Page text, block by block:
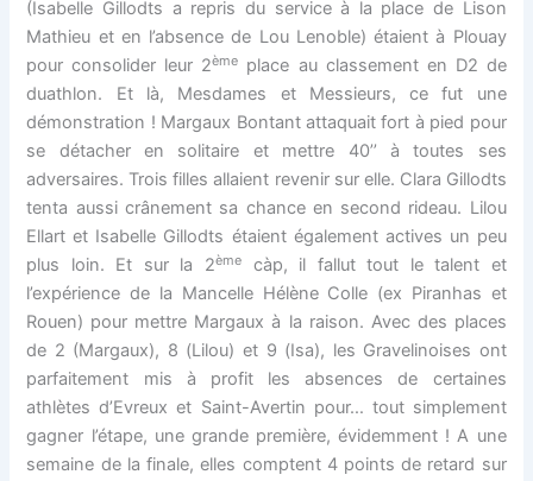
(Isabelle Gillodts a repris du service à la place de Lison
Mathieu et en l’absence de Lou Lenoble) étaient à Plouay
pour consolider leur 2ème place au classement en D2 de
duathlon. Et là, Mesdames et Messieurs, ce fut une
démonstration ! Margaux Bontant attaquait fort à pied pour
se détacher en solitaire et mettre 40’’ à toutes ses
adversaires. Trois filles allaient revenir sur elle. Clara Gillodts
tenta aussi crânement sa chance en second rideau. Lilou
Ellart et Isabelle Gillodts étaient également actives un peu
plus loin. Et sur la 2ème
càp, il fallut tout le talent et
l’expérience de la Mancelle Hélène Colle (ex Piranhas et
Rouen) pour mettre Margaux à la raison. Avec des places
de 2 (Margaux), 8 (Lilou) et 9 (Isa), les Gravelinoises ont
parfaitement mis à profit les absences de certaines
athlètes d’Evreux et Saint-Avertin pour… tout simplement
gagner l’étape, une grande première, évidemment ! A une
semaine de la finale, elles comptent 4 points de retard sur